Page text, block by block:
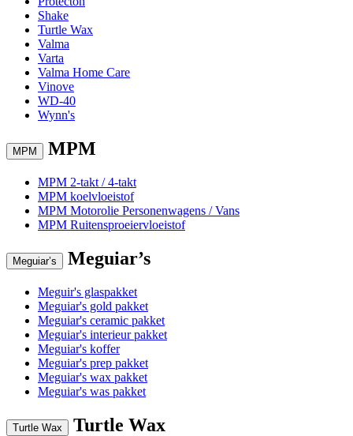
Shake
Turtle Wax
Valma
Varta
Valma Home Care
Vinove
WD-40
Wynn's
MPM MPM
MPM 2-takt / 4-takt
MPM koelvloeistof
MPM Motorolie Personenwagens / Vans
MPM Ruitensproeiervloeistof
Meguiar’s Meguiar’s
Meguir's glaspakket
Meguiar's gold pakket
Meguiar's ceramic pakket
Meguiar's interieur pakket
Meguiar's koffer
Meguiar's prep pakket
Meguiar's wax pakket
Meguiar's was pakket
Turtle Wax Turtle Wax